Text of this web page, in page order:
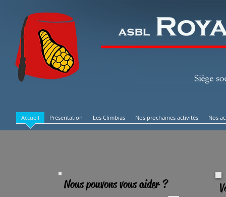
Accueil Présentation Les Climbias Nos prochaines activités Nos
Nous pouvons vous aider ?